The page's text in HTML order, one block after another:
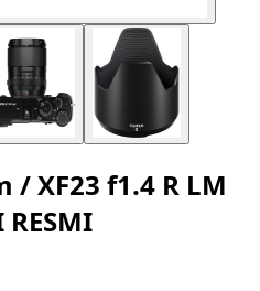
/ XF23 f1.4 R LM
RESMI